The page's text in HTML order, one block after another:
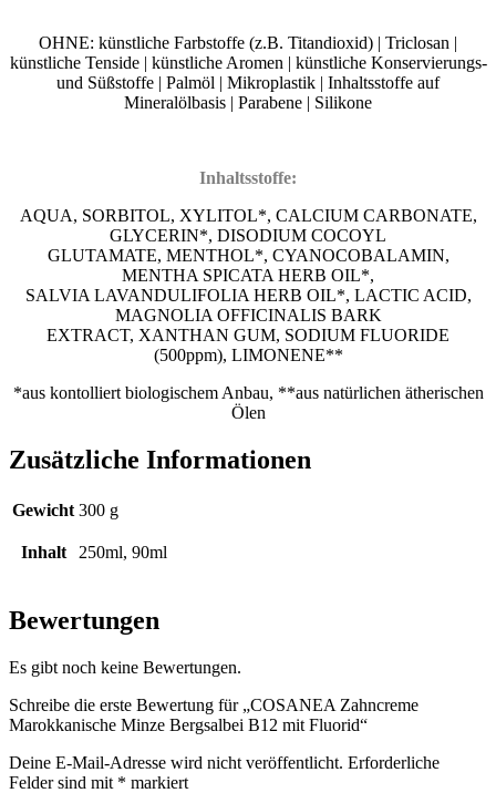
OHNE: künstliche Farbstoffe (z.B. Titandioxid) | Triclosan |
künstliche Tenside | künstliche Aromen | künstliche Konservierungs-
und Süßstoffe | Palmöl | Mikroplastik | Inhaltsstoffe auf
Mineralölbasis | Parabene | Silikone
Inhaltsstoffe:
AQUA, SORBITOL, XYLITOL*, CALCIUM CARBONATE,
GLYCERIN*, DISODIUM COCOYL
GLUTAMATE, MENTHOL*, CYANOCOBALAMIN,
MENTHA SPICATA HERB OIL*,
SALVIA LAVANDULIFOLIA HERB OIL*, LACTIC ACID,
MAGNOLIA OFFICINALIS BARK
EXTRACT, XANTHAN GUM, SODIUM FLUORIDE
(500ppm), LIMONENE**
*aus kontolliert biologischem Anbau, **aus natürlichen ätherischen
Ölen
Zusätzliche Informationen
Gewicht 300 g
Inhalt 250ml, 90ml
Bewertungen
Es gibt noch keine Bewertungen.
Schreibe die erste Bewertung für „COSANEA Zahncreme
Marokkanische Minze Bergsalbei B12 mit Fluorid“
Deine E-Mail-Adresse wird nicht veröffentlicht. Erforderliche
Felder sind mit * markiert